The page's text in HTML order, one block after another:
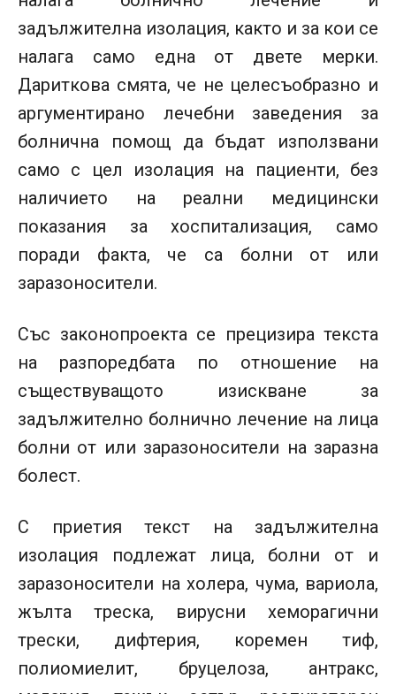
задължителна изолация, както и за кои се
налага само една от двете мерки.
Дариткова смята, че не целесъобразно и
аргументирано лечебни заведения за
болнична помощ да бъдат използвани
само с цел изолация на пациенти, без
наличието на реални медицински
показания за хоспитализация, само
поради факта, че са болни от или
заразоносители.
Със законопроекта се прецизира текста
на разпоредбата по отношение на
съществуващото изискване за
задължително болнично лечение на лица
болни от или заразоносители на заразна
болест.
С приетия текст на задължителна
изолация подлежат лица, болни от и
заразоносители на холера, чума, вариола,
жълта треска, вирусни хеморагични
трески, дифтерия, коремен тиф,
полиомиелит, бруцелоза, антракс,